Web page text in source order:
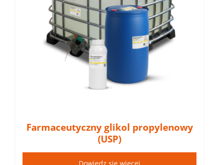
Farmaceutyczny glikol propylenowy
(USP)